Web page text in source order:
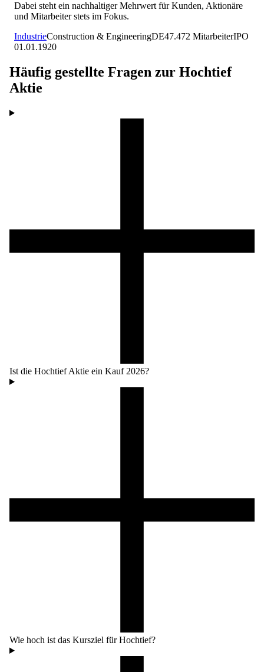
Dabei steht ein nachhaltiger Mehrwert für Kunden, Aktionäre
und Mitarbeiter stets im Fokus.
IndustrieConstruction & EngineeringDE47.472 MitarbeiterIPO
01.01.1920
Häufig gestellte Fragen zur Hochtief
Aktie
Ist die Hochtief Aktie ein Kauf 2026?
Wie hoch ist das Kursziel für Hochtief?